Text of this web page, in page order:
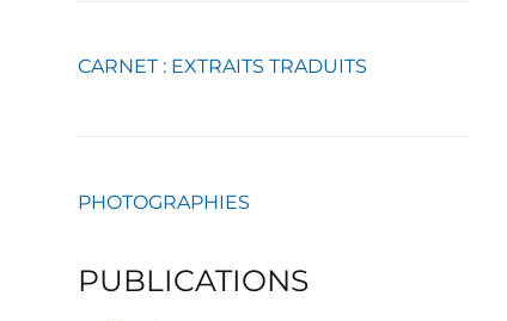
CARNET : EXTRAITS TRADUITS
PHOTOGRAPHIES
PUBLICATIONS